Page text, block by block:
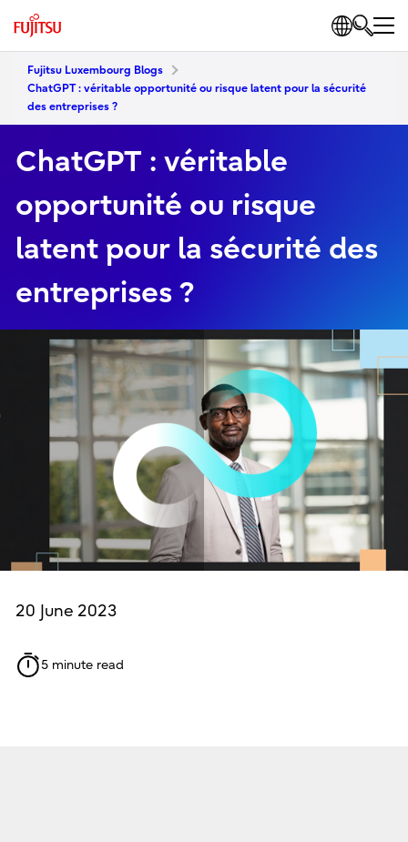
Fujitsu Luxembourg Blogs
ChatGPT : véritable opportunité ou risque latent pour la sécurité
des entreprises ?
ChatGPT : véritable
opportunité ou risque
latent pour la sécurité des
entreprises ?
20 June 2023
5 minute read